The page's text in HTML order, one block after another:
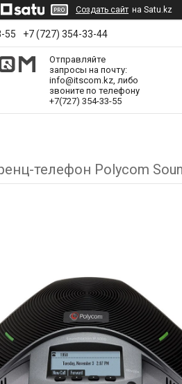
Создать сайт на Satu.kz
55 +7 (727) 354-33-44
Отправляйте
запросы на почту:
info@itscom.kz, либо
звоните по телефону
+7(727) 354-33-55
телефон Polycom